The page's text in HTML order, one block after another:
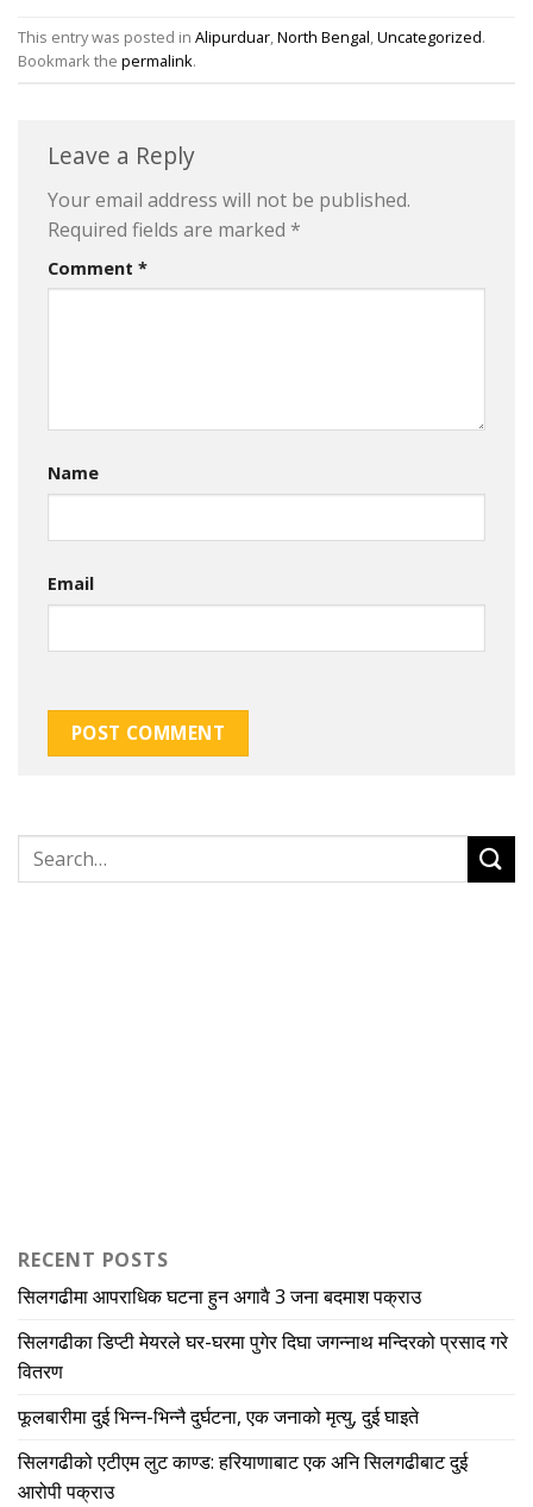
This entry was posted in Alipurduar,North Bengal,Uncategorized.
Bookmark the permalink.
Leave a Reply
Your email address will not be published.
Required fields are marked *
Comment *
Name
Email
RECENT POSTS
सिलगढीमा आपराधिक घटना हुन अगावै 3 जना बदमाश पक्राउ
सिलगढीका डिप्टी मेयरले घर-घरमा पुगेर दिघा जगन्नाथ मन्दिरको प्रसाद गरे
वितरण
फूलबारीमा दुई भिन्न-भिन्नै दुर्घटना, एक जनाको मृत्यु, दुई घाइते
सिलगढीको एटीएम लुट काण्ड: हरियाणाबाट एक अनि सिलगढीबाट दुई
आरोपी पक्राउ